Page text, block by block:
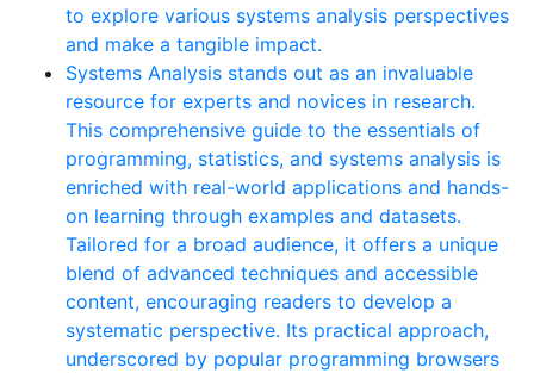
to explore various systems analysis perspectives
and make a tangible impact.
Systems Analysis stands out as an invaluable
resource for experts and novices in research.
This comprehensive guide to the essentials of
programming, statistics, and systems analysis is
enriched with real-world applications and hands-
on learning through examples and datasets.
Tailored for a broad audience, it offers a unique
blend of advanced techniques and accessible
content, encouraging readers to develop a
systematic perspective. Its practical approach,
underscored by popular programming browsers